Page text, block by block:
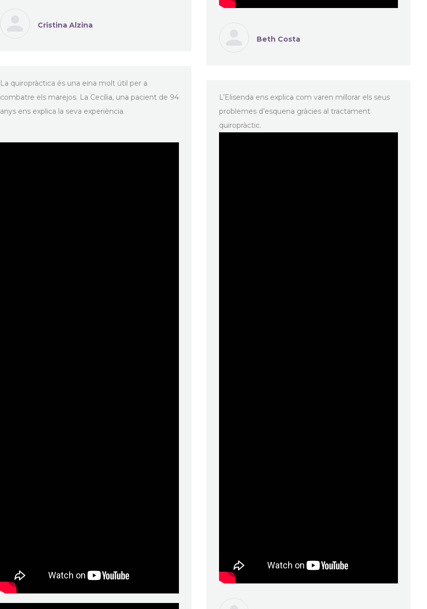
Cristina Alzina
Beth Costa
La quiropràctica és una eina molt útil per a
combatre els marejos. La Cecília, una pacient de 94
anys ens explica la seva experiència.
L’Elisenda ens explica com varen millorar els seus
problemes d’esquena gràcies al tractament
quiropràctic.